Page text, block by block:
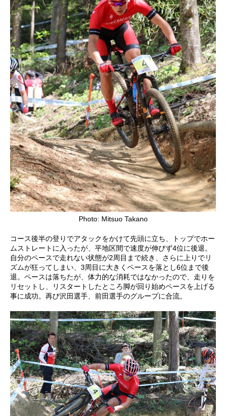
Photo: Mitsuo Takano
コース後半の登りでアタックをかけて先頭に立ち、トップでホー
ムストレートに入ったが、平地区間で速度が伸びず4位に後退。
自分のペースで走れない状態が2周目まで続き、さらに上りでリ
ズムが狂ってしまい、3周目に大きくペースを落とし6位まで後
退。ペースは落ちたが、体力的な消耗ではなかったので、走りを
リセットし、リスタートしたところ脚が回り始めペースを上げる
事に成功。再び沢田選手、前田選手のグループに合流。